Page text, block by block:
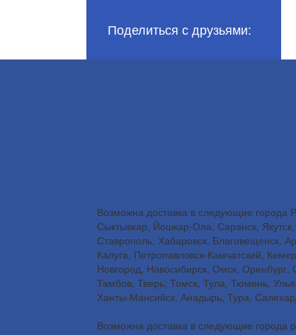
Поделиться с друзьями:
Возможна доставка в следующие города
Сыктывкар, Йошкар-Ола, Саранск,
Ставрополь, Хабаровск, Благовещенск,
Калуга, Петропавловск-Камчатский,
Новгород, Новосибирск, Омск,
Тамбов, Тверь, Томск, Тула, Тюмень,
Ханты-Мансийск, Анадырь, Тура,
Возможна доставка в следующие города